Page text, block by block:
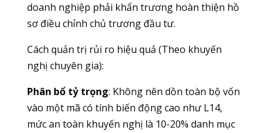
doanh nghiệp phải khẩn trương hoàn thiện hồ
sơ điều chỉnh chủ trương đầu tư.
Cách quản trị rủi ro hiệu quả (Theo khuyến
nghị chuyên gia):
Phân bổ tỷ trọng: Không nên dồn toàn bộ vốn
vào một mã có tính biến động cao như L14,
mức an toàn khuyến nghị là 10-20% danh mục